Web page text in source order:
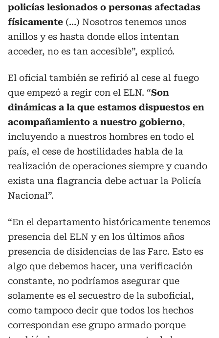
policías lesionados o personas afectadas
físicamente (…) Nosotros tenemos unos
anillos y es hasta donde ellos intentan
acceder, no es tan accesible”, explicó.
El oficial también se refirió al cese al fuego
que empezó a regir con el ELN. “Son
dinámicas a la que estamos dispuestos en
acompañamiento a nuestro gobierno,
incluyendo a nuestros hombres en todo el
país, el cese de hostilidades habla de la
realización de operaciones siempre y cuando
exista una flagrancia debe actuar la Policía
Nacional”.
“En el departamento históricamente tenemos
presencia del ELN y en los últimos años
presencia de disidencias de las Farc. Esto es
algo que debemos hacer, una verificación
constante, no podríamos asegurar que
solamente es el secuestro de la suboficial,
como tampoco decir que todos los hechos
correspondan ese grupo armado porque